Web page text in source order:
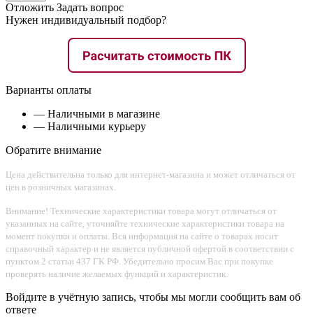
Отложить Задать вопрос
Нужен индивидуальный подбор?
Варианты оплаты
— Наличными в магазине
— Наличными курьеру
Обратите внимание
Цена действительна только для интернет-магазина и может отличаться от
цен в розничных магазинах.
Внимание! Технические характеристики товара могут отличаться от
указанных на сайте, уточняйте технические характеристики товара на
момент покупки и оплаты. Вся информация на сайте о товарах носит
справочный характер и не является публичной офертой в соответствии с
пунктом 2 статьи 437 ГК РФ. Убедительно просим Вас при покупке
проверять наличие желаемых функций и характеристик.
Войдите в учётную запись, чтобы мы могли сообщить вам об
ответе